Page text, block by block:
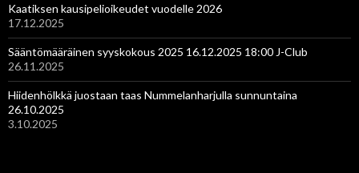
Kaatiksen kausipelioikeudet vuodelle 2026
17.12.2025
Sääntömääräinen syyskokous 2025 16.12.2025 18:00 J-Club
26.11.2025
Hiidenhölkkä juostaan taas Nummelanharjulla sunnuntaina
26.10.2025
3.10.2025